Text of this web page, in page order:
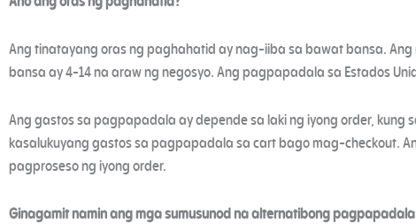
Ang tinatayang oras ng paghahatid ay nag-iiba sa bawat bansa.
bansa ay 4-14 na araw ng negosyo. Ang pagpapadala sa Estados
Ang gastos sa pagpapadala ay depende sa laki ng iyong order,
kasalukuyang gastos sa pagpapadala sa cart bago mag-checkout.
pagproseso ng iyong order.
Ginagamit namin ang mga sumusunod na alternatibong